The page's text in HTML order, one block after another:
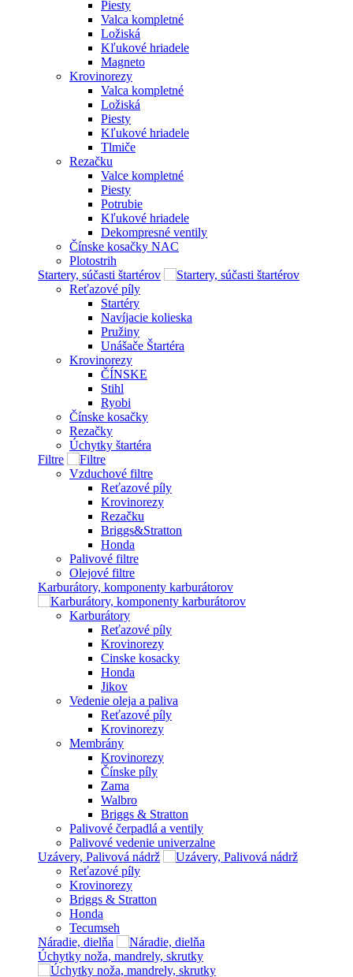
Piesty
Valca kompletné
Ložiská
Kľukové hriadele
Magneto
Krovinorezy
Valca kompletné
Ložiská
Piesty
Kľukové hriadele
Tlmiče
Rezačku
Valce kompletné
Piesty
Potrubie
Kľukové hriadele
Dekompresné ventily
Čínske kosačky NAC
Plotostrih
Startery, súčasti štartérov
Reťazové píly
Startéry
Navíjacie kolieska
Pružiny
Unášače Štartéra
Krovinorezy
ČÍNSKE
Stihl
Ryobi
Čínske kosačky
Rezačky
Úchytky štartéra
Filtre
Vzduchové filtre
Reťazové píly
Krovinorezy
Rezačku
Briggs&Stratton
Honda
Palivové filtre
Olejové filtre
Karburátory, komponenty karburátorov
Karburátory
Reťazové píly
Krovinorezy
Cinske kosacky
Honda
Jikov
Vedenie oleja a paliva
Reťazové píly
Krovinorezy
Membrány
Krovinorezy
Čínske píly
Zama
Walbro
Briggs & Stratton
Palivové čerpadlá a ventily
Palivové vedenie univerzalne
Uzávery, Palivová nádrž
Reťazové píly
Krovinorezy
Briggs & Stratton
Honda
Tecumseh
Náradie, dielňa
Úchytky noža, mandrely, skrutky